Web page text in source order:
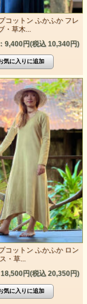
コットン ふかふか フレ
・草木...
9,400円(税込 10,340円)
コットン ふかふか ロン
・草...
円(税込 20,350円)